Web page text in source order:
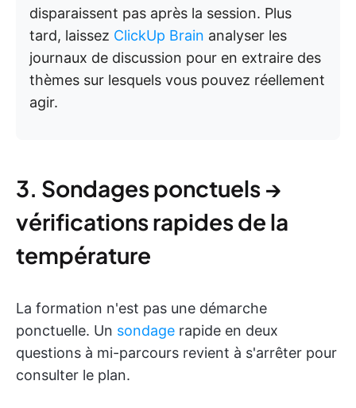
disparaissent pas après la session. Plus
tard, laissez ClickUp Brain analyser les
journaux de discussion pour en extraire des
thèmes sur lesquels vous pouvez réellement
agir.
3. Sondages ponctuels →
vérifications rapides de la
température
La formation n'est pas une démarche
ponctuelle. Un sondage rapide en deux
questions à mi-parcours revient à s'arrêter pour
consulter le plan.